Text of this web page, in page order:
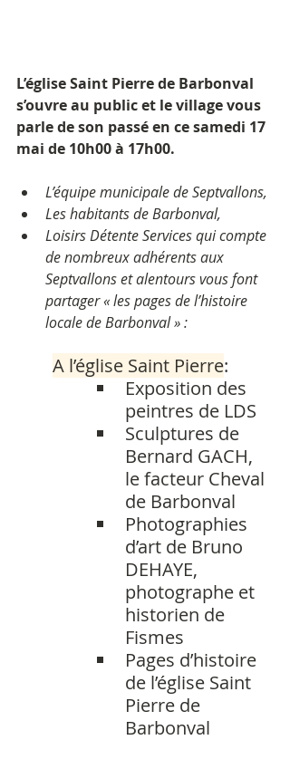
L’église Saint Pierre de Barbonval
s’ouvre au public et le village vous
parle de son passé en ce samedi 17
mai de 10h00 à 17h00.
L’équipe municipale de Septvallons,
Les habitants de Barbonval,
Loisirs Détente Services qui compte
de nombreux adhérents aux
Septvallons et alentours vous font
partager « les pages de l’histoire
locale de Barbonval » :
A l’église Saint Pierre:
Exposition des
peintres de LDS
Sculptures de
Bernard GACH,
le facteur Cheval
de Barbonval
Photographies
d’art de Bruno
DEHAYE,
photographe et
historien de
Fismes
Pages d’histoire
de l’église Saint
Pierre de
Barbonval